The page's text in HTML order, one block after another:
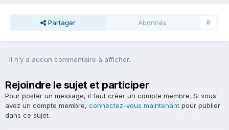
Partager Abonnés 0
Il n’y a aucun commentaire à afficher.
Rejoindre le sujet et participer
Pour poster un message, il faut créer un compte membre. Si vous
avez un compte membre, connectez-vous maintenant pour publier
dans ce sujet.